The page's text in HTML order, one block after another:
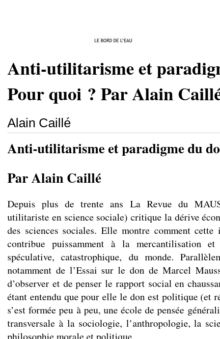
Anti-utilitarisme et
Pour quoi ? Par Alain
Alain Caillé
Anti-utilitarisme et paradigme du
Par Alain Caillé
Depuis plus de trente ans La Revue du
utilitariste en science sociale) critique la dérive
des sciences sociales. Elle montre comment
contribue puissamment à la mercantilisation
spéculative, catastrophique, du monde.
notamment de l’Essai sur le don de Marcel
d’observer et de penser le rapport social en
étant entendu que pour elle le don est politique (et
s’est formée peu à peu, une école de pensée
transversale à la sociologie, l’anthropologie, la
philosophie morale et politique.